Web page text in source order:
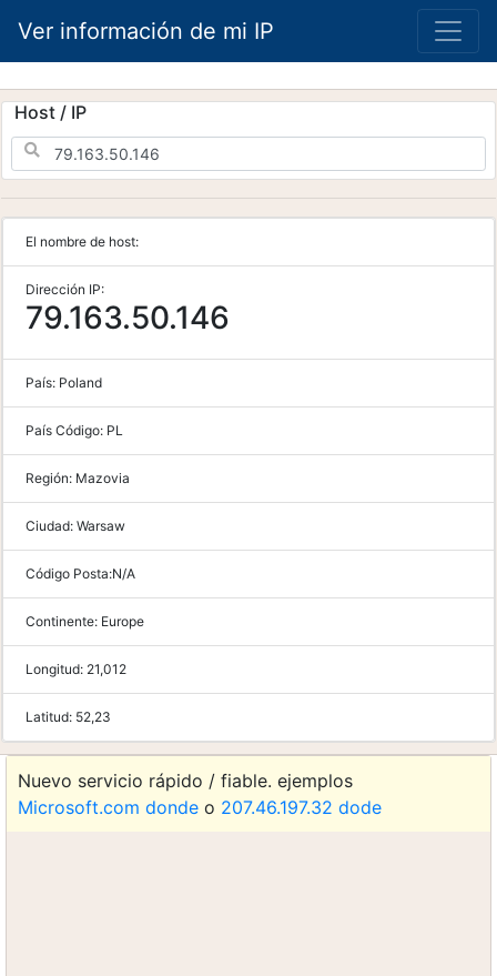
Ver información de mi IP
Host / IP
El nombre de host:
Dirección IP:
79.163.50.146
País: Poland
País Código: PL
Región: Mazovia
Ciudad: Warsaw
Código Posta:N/A
Continente: Europe
Longitud: 21,012
Latitud: 52,23
Nuevo servicio rápido / fiable. ejemplos
Microsoft.com donde o 207.46.197.32 dode